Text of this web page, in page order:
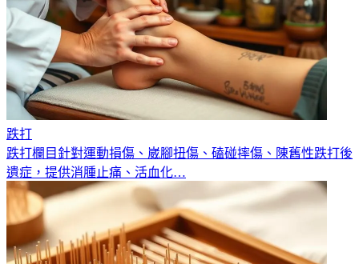
跌打
跌打欄目針對運動損傷、崴腳扭傷、磕碰摔傷、陳舊性跌打後
遺症，提供消腫止痛、活血化…